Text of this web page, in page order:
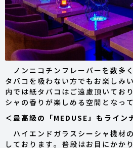
ノンニコチンフレーバーを数多
タバコを吸わない方でもお楽しみ
内では紙タバコはご遠慮頂いてお
シャの香りが楽しめる空間となっ
＜最高級の「MEDUSE」もライン
ハイエンドガラスシーシャ機材
しております。普段はお目にかか